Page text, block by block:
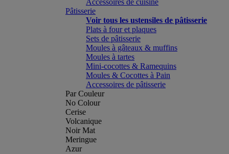
Accessoires de cuisine
Pâtisserie
Voir tous les ustensiles de pâtisserie
Plats à four et plaques
Sets de pâtisserie
Moules à gâteaux & muffins
Moules à tartes
Mini-cocottes & Ramequins
Moules & Cocottes à Pain
Accessoires de pâtisserie
Par Couleur
No Colour
Cerise
Volcanique
Noir Mat
Meringue
Azur